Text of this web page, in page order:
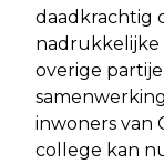
daadkrachtig
nadrukkelijke
overige
inwoners van
college kan